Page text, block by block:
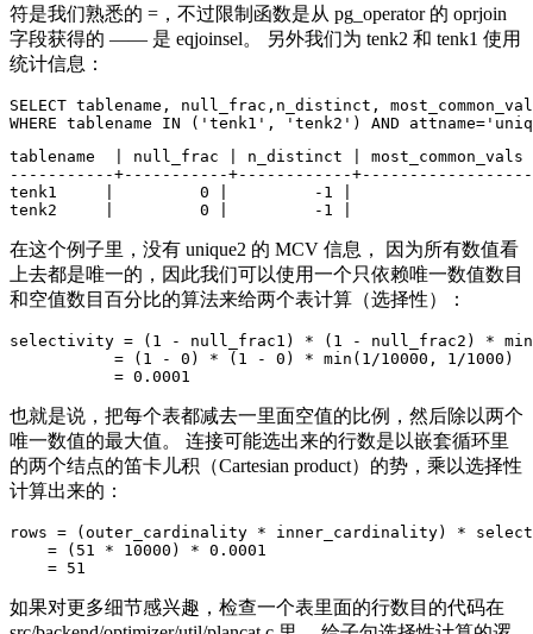
符是我们熟悉的 =，不过限制函数是从 pg_operator 的 oprjoin
字段获得的 —— 是 eqjoinsel。 另外我们为 tenk2 和 tenk1 使用
统计信息：
SELECT tablename, null_frac,n_distinct,
tablename  | null_frac | n_distinct | most_common_vals
-----------+-----------+------------+------------------
tenk1     |         0 |         -1 |
在这个例子里，没有 unique2 的 MCV 信息， 因为所有数值看
上去都是唯一的，因此我们可以使用一个只依赖唯一数值数目
和空值数目百分比的算法来给两个表计算（选择性）：
selectivity = (1 - null_frac1) * (1 - null_frac2) *
           = (1 - 0) * (1 - 0) * min(1/10000, 1/1000)
也就是说，把每个表都减去一里面空值的比例，然后除以两个
唯一数值的最大值。 连接可能选出来的行数是以嵌套循环里
的两个结点的笛卡儿积（Cartesian product）的势，乘以选择性
计算出来的：
rows = (outer_cardinality * inner_cardinality) *
    = (51 * 10000) * 0.0001
如果对更多细节感兴趣，检查一个表里面的行数目的代码在